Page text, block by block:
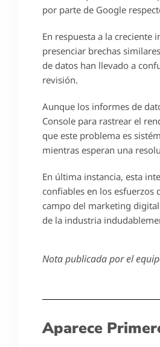
por parte de Google
En respuesta a la
presenciar brechas
de datos han llevado a
revisión.
Aunque los informes de
Console para rastrear el
que este problema es
mientras esperan una
En última instancia, esta
confiables en los esfuerzos
campo del marketing
de la industria
Nota publicada por el
Aparece